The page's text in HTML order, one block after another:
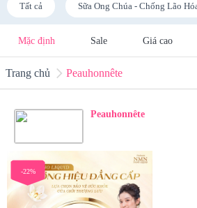
Tất cả Sữa Ong Chúa - Chống Lão
Mặc định Sale Giá cao
Trang chủ Peauhonnête
Peauhonnête
-22%